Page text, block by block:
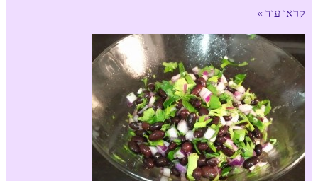
קראו עוד »